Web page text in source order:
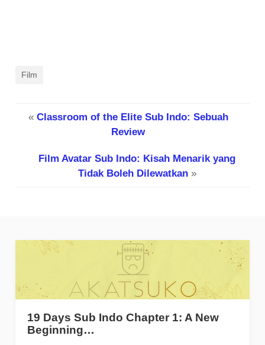
Film
« Classroom of the Elite Sub Indo: Sebuah
Review
Film Avatar Sub Indo: Kisah Menarik yang
Tidak Boleh Dilewatkan»
19 Days Sub Indo Chapter 1: A New
Beginning…